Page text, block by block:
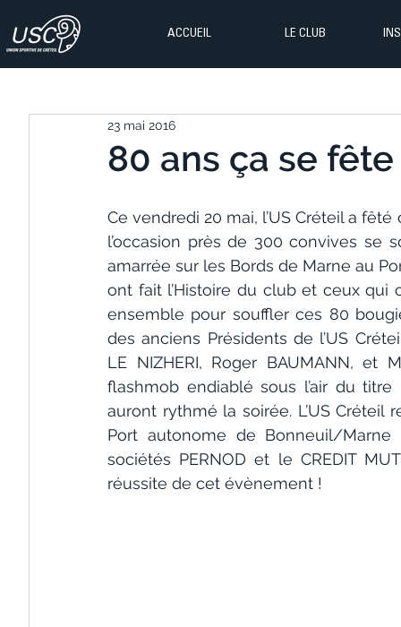
ACCUEIL LE CLUB
80 ans ça se fête
23 mai 2016
Ce vendredi 20 mai, l’US Créteil a
l’occasion près de 300 convives se
amarrée sur les Bords de Marne au
ont fait l’Histoire du club et ceux qui
ensemble pour souffler ces 80
des anciens Présidents de l’US
LE NIZHERI, Roger BAUMANN,
flashmob endiablé sous l’air du
auront rythmé la soirée. L’US
Port autonome de Bonneuil/
sociétés PERNOD et le CREDIT
réussite de cet évènement !